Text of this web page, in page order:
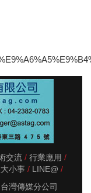
交流
行業應用
小事
LINE@
灣傳媒分公司